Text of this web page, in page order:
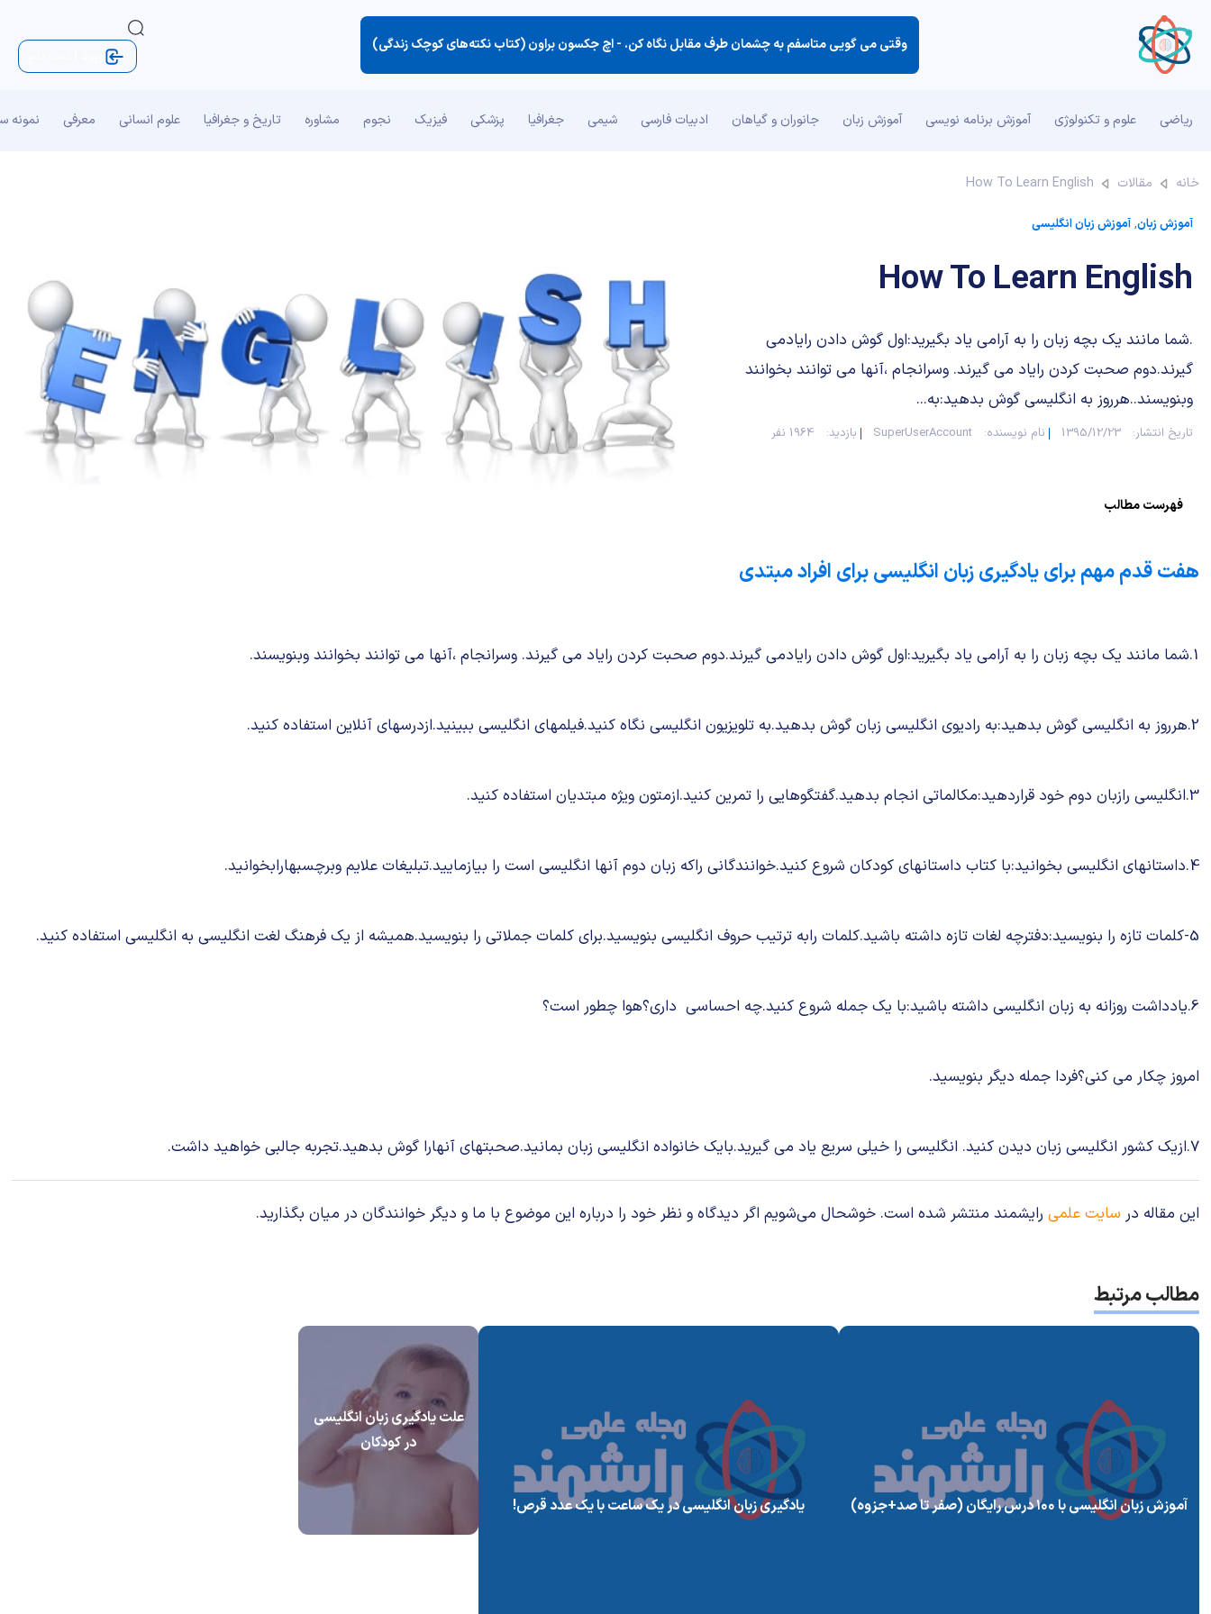
وقتی می گویی متاسفم به چشمان طرف مقابل نگاه كن. -اچ جکسون براون (کتاب نکته‌های کوچک زندگی)
ریاضی علوم و تکنولوژی آموزش برنامه نویسی آموزش زبان جانوران و گیاهان ادبیات فارسی شیمی جغرافیا پزشکی فیزیک نجوم مشاوره تاریخ و جغرافیا علوم انسانی معرفی نمونه
خانه مقالات How To Learn English
آموزش زبان,آموزش زبان انگلیسی
How To Learn English
.شما مانند یک بچه زبان را به آرامی یاد بگیرید:اول گوش دادن رایادمی
گیرند.دوم صحبت کردن رایاد می گیرند. وسرانجام ،آنها می توانند بخوانند
وبنویسند..هرروز به انگلیسی گوش بدهید:به...
تاریخ انتشار: 1395/12/23 نام نویسنده: SuperUserAccount بازدید: 1964 نفر
فهرست مطالب
هفت قدم مهم برای یادگیری زبان انگلیسی برای افراد مبتدی
1.شما مانند یک بچه زبان را به آرامی یاد بگیرید:اول گوش دادن رایادمی گیرند.دوم صحبت کردن رایاد می گیرند. وسرانجام ،آنها می توانند بخوانند وبنویسند.
2.هرروز به انگلیسی گوش بدهید:به رادیوی انگلیسی زبان گوش بدهید.به تلویزیون انگلیسی نگاه کنید.فیلمهای انگلیسی ببینید.ازدرسهای آنلاین استفاده کنید.
3.انگلیسی رازبان دوم خود قراردهید:مکالماتی انجام بدهید.گفتگوهایی را تمرین کنید.ازمتون ویژه مبتدیان استفاده کنید.
4.داستانهای انگلیسی بخوانید:با کتاب داستانهای کودکان شروع کنید.خوانندگانی راکه زبان دوم آنها انگلیسی است را بیازمایید.تبلیغات علایم وبرچسبهارابخوانید.
5-کلمات تازه را بنویسید:دفترچه لغات تازه داشته باشید.کلمات رابه ترتیب حروف انگلیسی بنویسید.برای کلمات جملاتی را بنویسید.همیشه از یک فرهنگ لغت انگلیسی به انگلیسی استفاده کنید.
6.یادداشت روزانه به زبان انگلیسی داشته باشید:با یک جمله شروع کنید.چه احساسی داری؟هوا چطور است؟
امروز چکار می کنی؟فردا جمله دیگر بنویسید.
7.ازیک کشور انگلیسی زبان دیدن کنید. انگلیسی را خیلی سریع یاد می گیرید.بایک خانواده انگلیسی زبان بمانید.صحبتهای آنهارا گوش بدهید.تجربه جالبی خواهید داشت.
این مقاله در سایت علمی رایشمند منتشر شده است. خوشحال می‌شویم اگر دیدگاه و نظر خود را درباره این موضوع با ما و دیگر خوانندگان در میان بگذارید.
مطالب مرتبط
آموزش زبان انگلیسی با ۱۰۰ درس رایگان (صفر تا صد+جزوه) یادگیری زبان انگلیسی در یک ساعت با یک عدد قرص!
علت یادگیری زبان انگلیسی
در کودکان